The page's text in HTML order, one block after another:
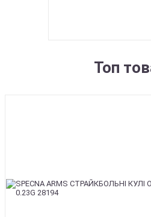
Топ